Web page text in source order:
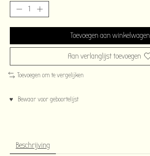
Toevoegen aan winkelwagen
Aan verlanglijst toevoegen
Toevoegen om te vergelijken
♥ Bewaar voor geboortelijst
Beschrijving